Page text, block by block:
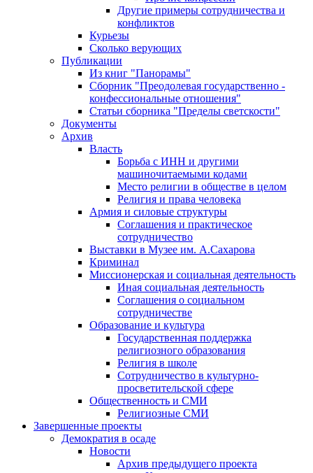
Другие примеры сотрудничества и
конфликтов
Курьезы
Сколько верующих
Публикации
Из книг "Панорамы"
Сборник "Преодолевая государственно -
конфессиональные отношения"
Статьи сборника "Пределы светскости"
Документы
Архив
Власть
Борьба с ИНН и другими
машиночитаемыми кодами
Место религии в обществе в целом
Религия и права человека
Армия и силовые структуры
Соглашения и практическое
сотрудничество
Выставки в Музее им. А.Сахарова
Криминал
Миссионерская и социальная деятельность
Иная социальная деятельность
Соглашения о социальном
сотрудничестве
Образование и культура
Государственная поддержка
религиозного образования
Религия в школе
Сотрудничество в культурно-
просветительской сфере
Общественность и СМИ
Религиозные СМИ
Завершенные проекты
Демократия в осаде
Новости
Архив предыдущего проекта